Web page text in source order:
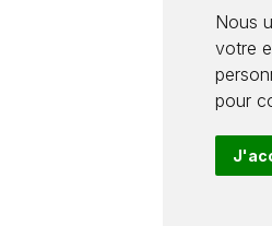
Nous
votre
pour